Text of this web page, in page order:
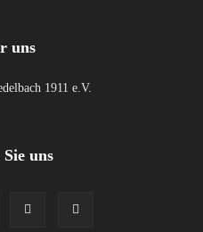
uns
1911 e.V.
uns